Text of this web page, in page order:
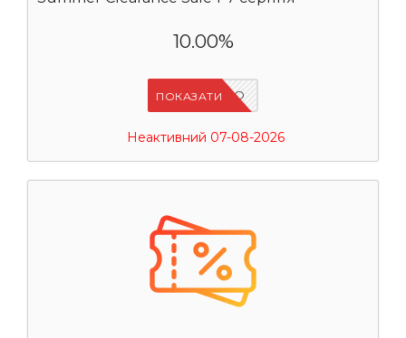
10.00%
IFP6ES4O
ПОКАЗАТИ
Неактивний 07-08-2026